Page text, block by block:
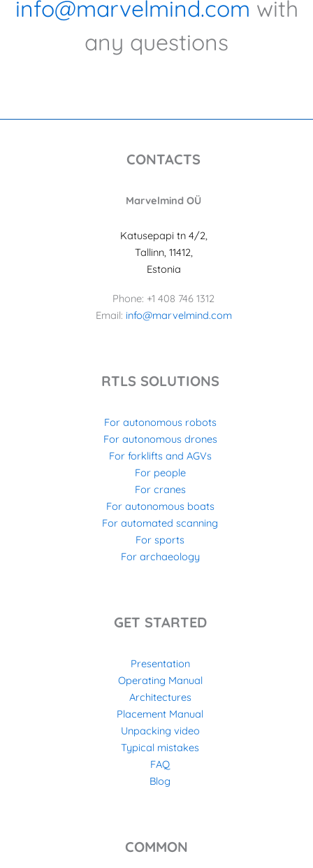
info@marvelmind.com with
any questions
CONTACTS
Marvelmind OÜ
Katusepapi tn 4/2,
Tallinn, 11412,
Estonia
Phone: +1 408 746 1312
Email: info@marvelmind.com
RTLS SOLUTIONS
For autonomous robots
For autonomous drones
For forklifts and AGVs
For people
For cranes
For autonomous boats
For automated scanning
For sports
For archaeology
GET STARTED
Presentation
Operating Manual
Architectures
Placement Manual
Unpacking video
Typical mistakes
FAQ
Blog
COMMON